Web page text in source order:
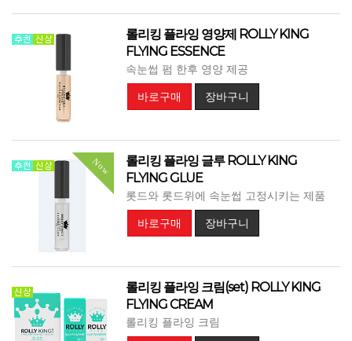
롤리킹 플라잉 영양제 ROLLY KING
FLYING ESSENCE
속눈썹 펌 한후 영양 제공
바로구매
장바구니
Now
롤리킹 플라잉 글루 ROLLY KING
FLYING GLUE
롯드와 롯드위에 속눈썹 고정시키는 제품
바로구매
장바구니
롤리킹 플라잉 크림(set) ROLLY KING
FLYING CREAM
롤리킹 플라잉 크림